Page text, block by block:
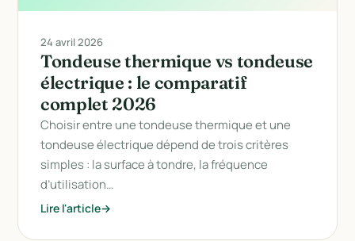
24 avril 2026
Tondeuse thermique vs tondeuse
électrique : le comparatif
complet 2026
Choisir entre une tondeuse thermique et une
tondeuse électrique dépend de trois critères
simples : la surface à tondre, la fréquence
d’utilisation…
Lire l'article